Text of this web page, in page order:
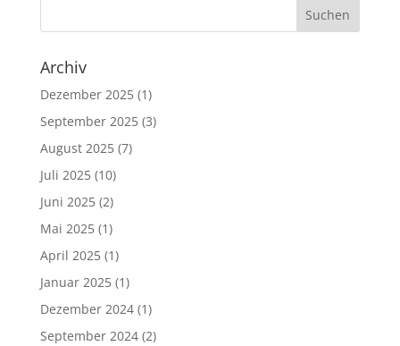
Archiv
Dezember 2025(1)
September 2025(3)
August 2025(7)
Juli 2025(10)
Juni 2025(2)
Mai 2025(1)
April 2025(1)
Januar 2025(1)
Dezember 2024(1)
September 2024(2)